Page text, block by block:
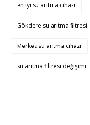
en iyi su arıtma cihazı
Gökdere su arıtma filtresi
Merkez su arıtma cihazı
su arıtma filtresi değişimi